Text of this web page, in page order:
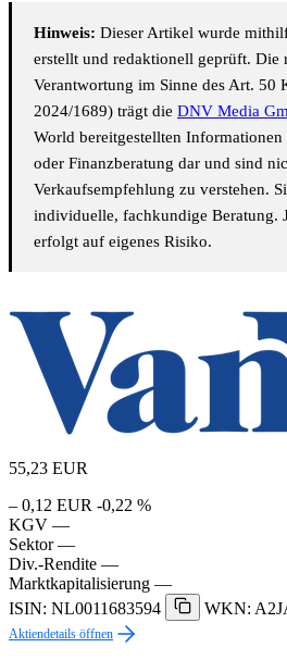
Hinweis: Dieser Artikel wurde
erstellt und redaktionell geprüft. Die
Verantwortung im Sinne des Art. 50
2024/1689) trägt die DNV Media
World bereitgestellten
oder Finanzberatung dar und sind
Verkaufsempfehlung zu verstehen.
individuelle, fachkundige Beratung.
erfolgt auf eigenes Risiko.
55,23 EUR
– 0,12 EUR -0,22 %
KGV —
Sektor —
Div.-Rendite —
Marktkapitalisierung —
ISIN: NL0011683594
WKN:
Aktiendetails öffnen